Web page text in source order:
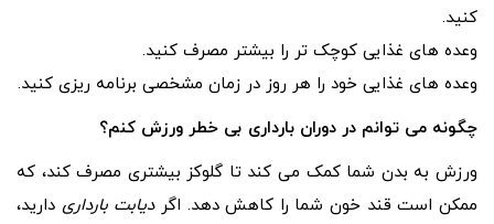
کنید.
وعده های غذایی کوچک تر را بیشتر مصرف کنید.
وعده های غذایی خود را هر روز در زمان مشخصی برنامه ریزی کنید.
چگونه می توانم در دوران بارداری بی خطر ورزش کنم؟
ورزش به بدن شما کمک می کند تا گلوکز بیشتری مصرف کند، که
ممکن است قند خون شما را کاهش دهد. اگردیابت بارداری دارید،